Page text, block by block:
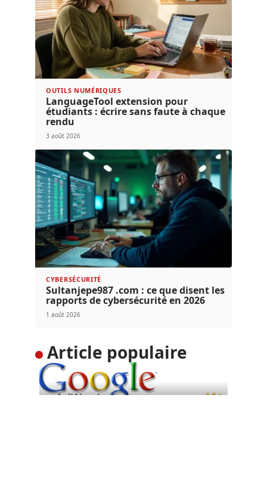
OUTILS NUMÉRIQUES
LanguageTool extension pour
étudiants : écrire sans faute à chaque
rendu
3 août 2026
CYBERSÉCURITÉ
Sultanjepe987 .com : ce que disent les
rapports de cybersécurité en 2026
1 août 2026
Article populaire
DIGITAL